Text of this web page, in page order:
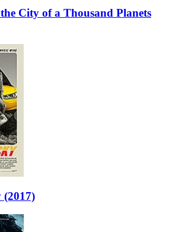
City of a Thousand Planets